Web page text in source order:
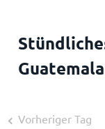
Guatemala
Vorheriger Tag